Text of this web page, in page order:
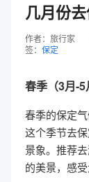
几月份
作者：旅行家
签： 保定
春季（3月-5
春季的保定
这个季节去
景象。推荐
的美景，感受